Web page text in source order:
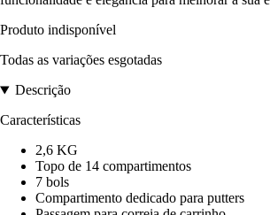
Produto indisponível
Todas as variações esgotadas
Descrição
Características
2,6 KG
Topo de 14 compartimentos
7 bols
Compartimento dedicado para putters